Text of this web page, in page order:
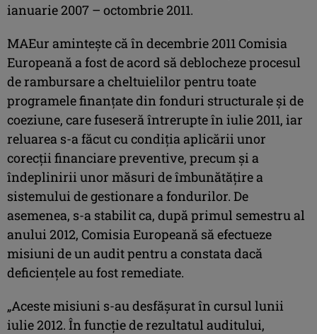
ianuarie 2007 – octombrie 2011.
MAEur aminteşte că în decembrie 2011 Comisia
Europeană a fost de acord să deblocheze procesul
de rambursare a cheltuielilor pentru toate
programele finanţate din fonduri structurale şi de
coeziune, care fuseseră întrerupte în iulie 2011, iar
reluarea s-a făcut cu condiţia aplicării unor
corecţii financiare preventive, precum şi a
îndeplinirii unor măsuri de îmbunătăţire a
sistemului de gestionare a fondurilor. De
asemenea, s-a stabilit ca, după primul semestru al
anului 2012, Comisia Europeană să efectueze
misiuni de un audit pentru a constata dacă
deficienţele au fost remediate.
„Aceste misiuni s-au desfăşurat în cursul lunii
iulie 2012. În funcţie de rezultatul auditului,